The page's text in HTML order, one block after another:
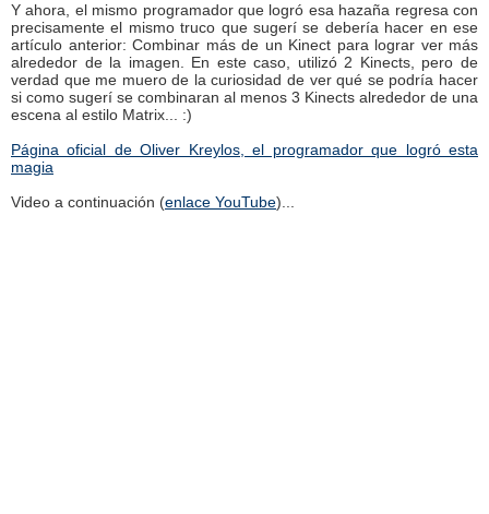
Y ahora, el mismo programador que logró esa hazaña regresa con
precisamente el mismo truco que sugerí se debería hacer en ese
artículo anterior: Combinar más de un Kinect para lograr ver más
alrededor de la imagen. En este caso, utilizó 2 Kinects, pero de
verdad que me muero de la curiosidad de ver qué se podría hacer
si como sugerí se combinaran al menos 3 Kinects alrededor de una
escena al estilo Matrix... :)
Página oficial de Oliver Kreylos, el programador que logró esta
magia
Video a continuación (enlace YouTube)...